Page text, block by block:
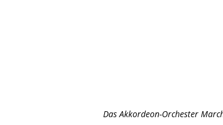
Das Akkordeon-Orchester